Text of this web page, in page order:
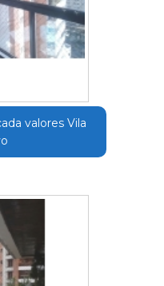
valores Vila